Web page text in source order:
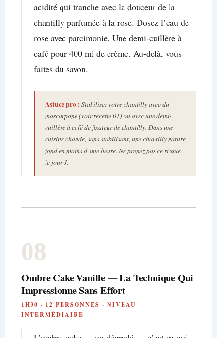
acidité qui tranche avec la douceur de la
chantilly parfumée à la rose. Dosez l’eau de
rose avec parcimonie. Une demi-cuillère à
café pour 400 ml de crème. Au-delà, vous
faites du savon.
Astuce pro : Stabilisez votre chantilly avec du
mascarpone (voir recette 01) ou avec une demi-
cuillère à café de fixateur de chantilly. Dans une
cuisine chaude, sans stabilisant, une chantilly nature
fond en moins d’une heure. Ne prenez pas ce risque
le jour J.
08
Ombre Cake Vanille — La Technique Qui
Impressionne Sans Effort
1H30 · 12 PERSONNES · NIVEAU
INTERMÉDIAIRE